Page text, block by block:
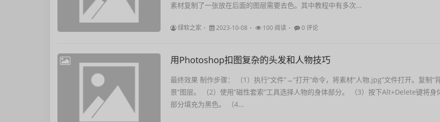
素材复制了一张放在后面的图层需要去色。其中教程中有多次...
绿软之家 2023-10-08 100 阅读 0 评论
用Photoshop扣图复杂的头发和人物技巧
最终效果 制作步骤： （1）执行“文件”→“打开”命令，将素材“人物.jpg”文件打开。复制“
景”图层。 （2）使用“磁性套索”工具选择人物的身体部分。 （3）按下Alt+Delete键将身
部分填充为黑色。 （4...